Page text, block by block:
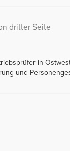
dritter Seite
in
und